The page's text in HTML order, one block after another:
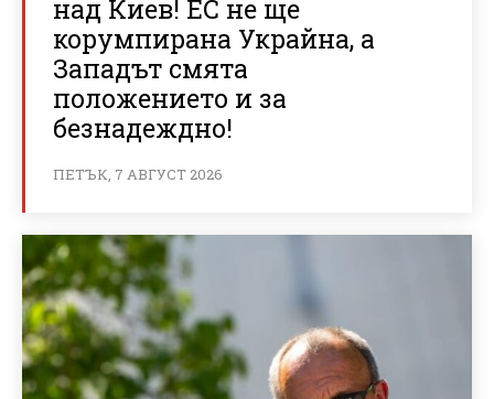
над Киев! ЕС не ще
корумпирана Украйна, а
Западът смята
положението и за
безнадеждно!
ПЕТЪК, 7 АВГУСТ 2026